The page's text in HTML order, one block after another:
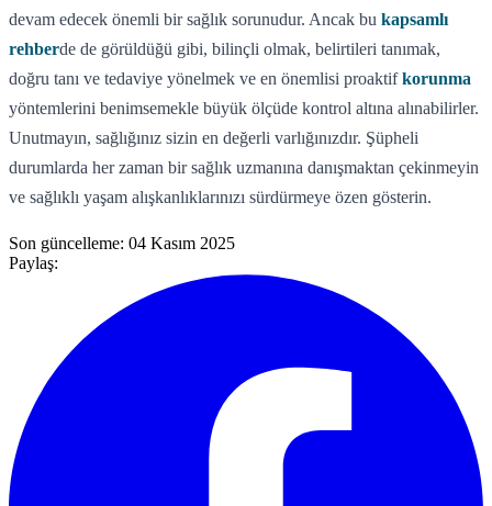
devam edecek önemli bir sağlık sorunudur. Ancak bu kapsamlı
rehberde de görüldüğü gibi, bilinçli olmak, belirtileri tanımak,
doğru tanı ve tedaviye yönelmek ve en önemlisi proaktifkorunma
yöntemlerini benimsemekle büyük ölçüde kontrol altına alınabilirler.
Unutmayın, sağlığınız sizin en değerli varlığınızdır. Şüpheli
durumlarda her zaman bir sağlık uzmanına danışmaktan çekinmeyin
ve sağlıklı yaşam alışkanlıklarınızı sürdürmeye özen gösterin.
Son güncelleme: 04 Kasım 2025
Paylaş: